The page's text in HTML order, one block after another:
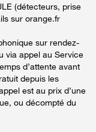
(détecteurs, prise
sur orange.fr
sur rendez-
via appel au Service
d’attente avant
depuis les
est au prix d’une
ou décompté du